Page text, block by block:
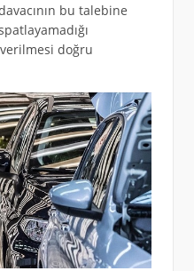
bu talebine
doğru